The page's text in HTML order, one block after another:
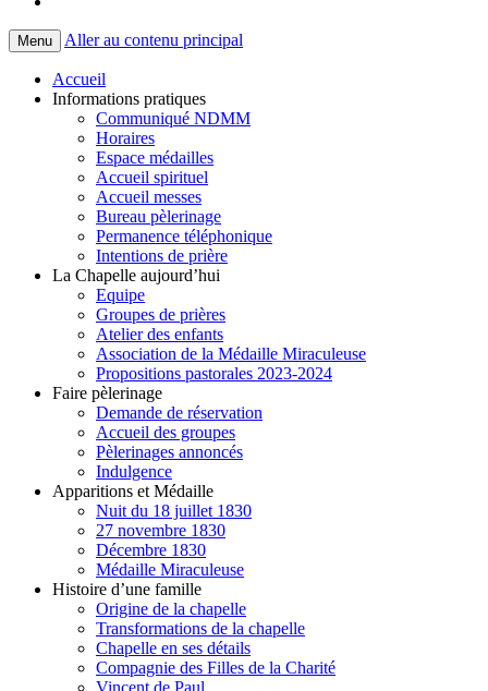
Menu Aller au contenu principal
Accueil
Informations pratiques
Communiqué NDMM
Horaires
Espace médailles
Accueil spirituel
Accueil messes
Bureau pèlerinage
Permanence téléphonique
Intentions de prière
La Chapelle aujourd’hui
Equipe
Groupes de prières
Atelier des enfants
Association de la Médaille Miraculeuse
Propositions pastorales 2023-2024
Faire pèlerinage
Demande de réservation
Accueil des groupes
Pèlerinages annoncés
Indulgence
Apparitions et Médaille
Nuit du 18 juillet 1830
27 novembre 1830
Décembre 1830
Médaille Miraculeuse
Histoire d’une famille
Origine de la chapelle
Transformations de la chapelle
Chapelle en ses détails
Compagnie des Filles de la Charité
Vincent de Paul